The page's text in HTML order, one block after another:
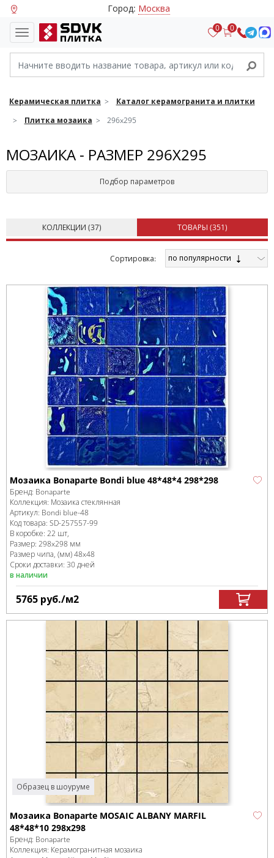
Город: Москва
0 0
Керамическая плитка
Каталог керамогранита и плитки
Плитка мозаика
296x295
МОЗАИКА - РАЗМЕР 296X295
Подбор параметров
КОЛЛЕКЦИИ (37) ТОВАРЫ (351)
Cортировка: по популярности
Мозаика Bonaparte Bondi blue 48*48*4 298*298
Бренд: Bonaparte
Коллекция: Мозаика стеклянная
Артикул: Bondi blue-48
Код товара: SD-257557-99
В коробке: 22 шт,
Размер: 298x298 мм
Размер чипа, (мм)48x48
Сроки доставки: 30 дней
в наличии
5765 руб./м2
Образец в шоуруме
Мозаика Bonaparte MOSAIC ALBANY MARFIL
48*48*10 298x298
Бренд: Bonaparte
Коллекция: Керамогранитная мозаика